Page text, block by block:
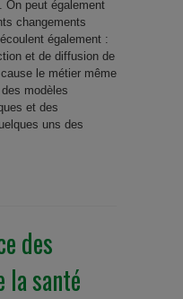
On peut également
changements
également :
et de diffusion de
le métier même
modèles
et des
uns des
des
la santé